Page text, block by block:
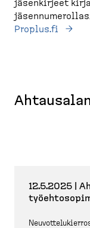
jäsenkirjeet
Proplus.fi
12.5.2025 |